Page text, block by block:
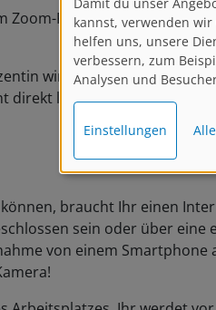
Zoom-Raum beigetreten
wird Euch durch das
direkt los!
braucht Ihr einen
sein oder über eine
von einem Smartphone
Arbeitsplatzes, Ihr werdet
kannst, verwenden wir
helfen uns, unsere
verbessern, zum
Analysen und